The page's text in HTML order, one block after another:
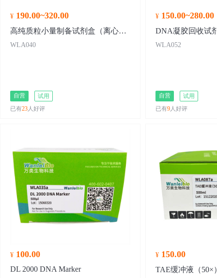
¥ 190.00~320.00
高纯质粒小量制备试剂盒（离心柱型）
WLA040
自营
试用
已有23人好评
¥ 150.00~280.00
DNA凝胶回收试
WLA052
自营
试用
已有9人好评
¥ 100.00
DL 2000 DNA Marker
¥ 150.00
TAE缓冲液（50×